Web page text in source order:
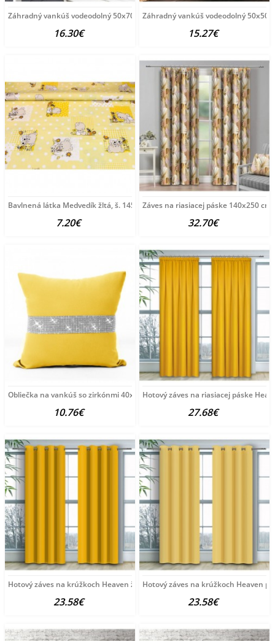
Záhradný vankúš vodeodolný 50x70 cm žltý Žltá 50
16.30€
Záhradný vankúš vodeodolný 50x50
15.27€
Bavlnená látka Medvedík žltá, š. 145 cm Žltá
7.20€
Záves na riasiacej páske 140x250 cm
32.70€
Obliečka na vankúš so zirkónmi 40x40 cm žltá Žltá
10.76€
Hotový záves na riasiacej páske
27.68€
Hotový záves na krúžkoch Heaven žltý Žltá 140 x
23.58€
Hotový záves na krúžkoch Heaven
23.58€